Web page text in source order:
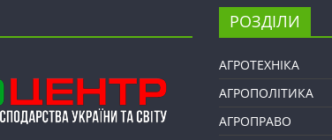
РОЗДІЛИ
АГРОТЕХНІКА
АГРОПОЛІТИКА
АГРОПРАВО